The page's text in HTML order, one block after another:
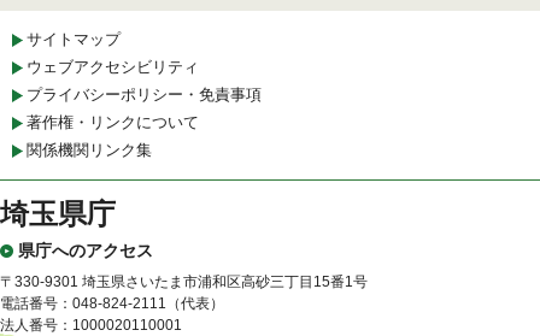
サイトマップ
ウェブアクセシビリティ
プライバシーポリシー・免責事項
著作権・リンクについて
関係機関リンク集
埼玉県庁
県庁へのアクセス
〒330-9301 埼玉県さいたま市浦和区高砂三丁目15番1号
電話番号：048-824-2111（代表）
法人番号：1000020110001